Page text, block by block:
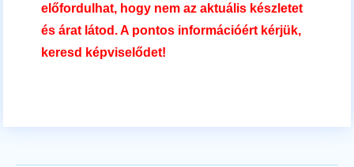
előfordulhat, hogy nem az aktuális készletet
és árat látod. A pontos információért kérjük,
keresd képviselődet!